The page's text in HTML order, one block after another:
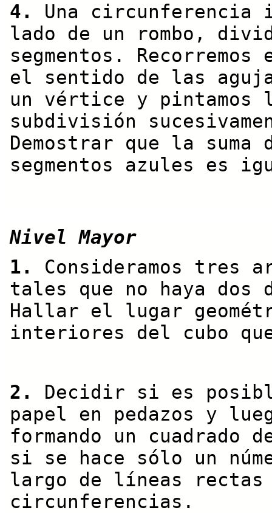
4.
Una circunferencia
lado de un rombo,
segmentos.
el sentido de las
un vértice y pintamos
subdivisión
Demostrar que la
segmentos azules es
Nivel Mayor
1.
Consideramos tres
tales que no haya dos
Hallar el lugar
interiores del cubo
2.
Decidir si es
papel en pedazos y
formando un
si se hace sólo un
largo de líneas rectas
circunferencias.